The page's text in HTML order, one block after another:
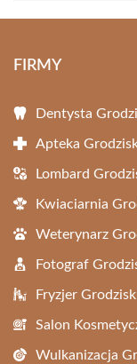
FIRMY
Dentysta
Apteka
Lombard
Kwiaciarnia
Weterynarz
Fotograf
Fryzjer
Salon
Wulkanizacja